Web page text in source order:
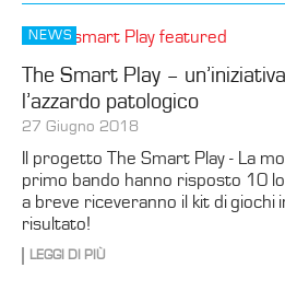
NEWS
The Smart Play –
l’azzardo patologico
27 Giugno 2018
Il progetto The Smart Play - La
primo bando hanno risposto 10
a breve riceveranno il kit di giochi
risultato!
LEGGI DI PIÙ